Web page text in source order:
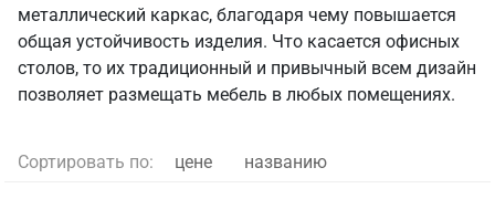
металлический каркас, благодаря чему повышается
общая устойчивость изделия. Что касается офисных
столов, то их традиционный и привычный всем дизайн
позволяет размещать мебель в любых помещениях.
Сортировать по: цене названию